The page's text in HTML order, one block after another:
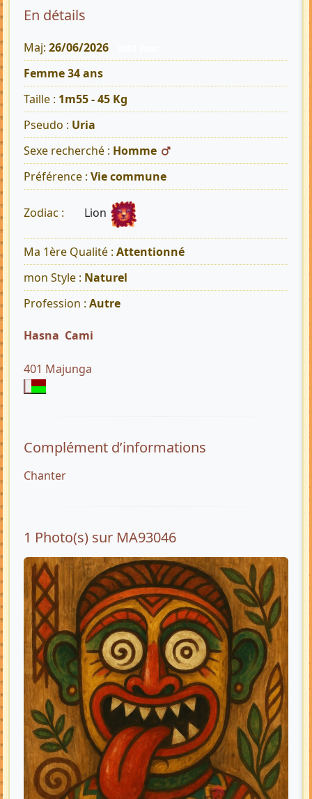
En détails
Maj: 26/06/2026
Femme 34 ans
Taille : 1m55 - 45 Kg
Pseudo : Uria
Sexe recherché : Homme
Préférence : Vie commune
Zodiac : Lion
Ma 1ère Qualité : Attentionné
mon Style : Naturel
Profession : Autre
Hasna Cami
401 Majunga
Complément d’informations
Chanter
1 Photo(s) sur MA93046